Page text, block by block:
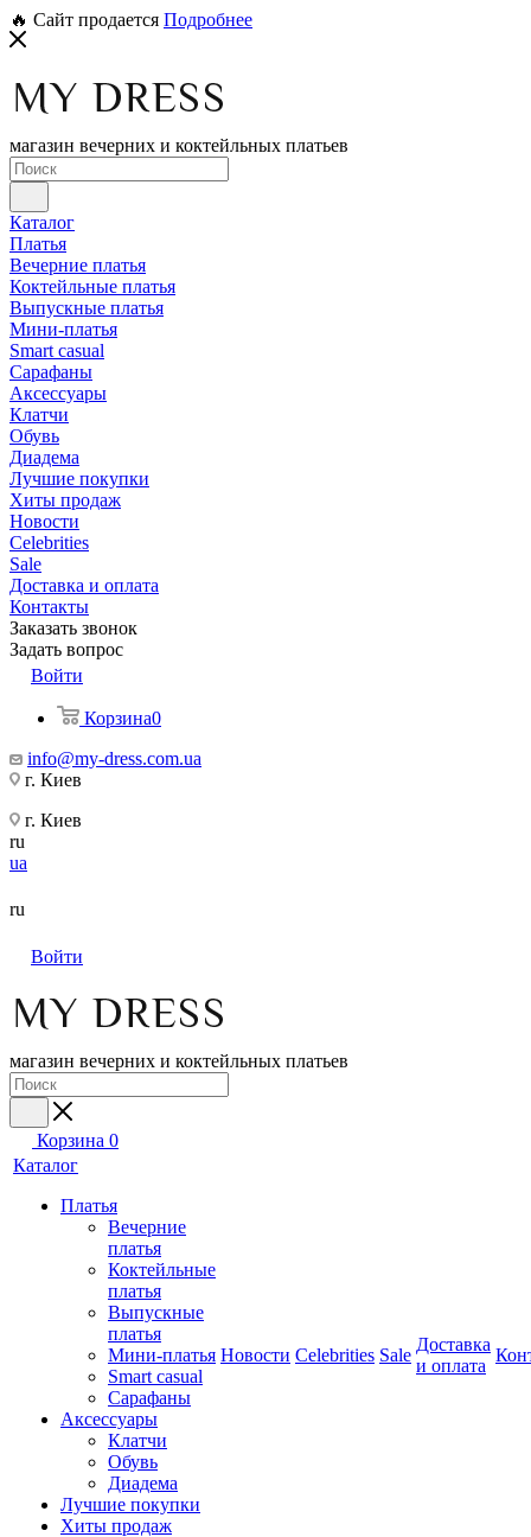
🔥 Сайт продается Подробнее
магазин вечерних и коктейльных платьев
Каталог
Платья
Вечерние платья
Коктейльные платья
Выпускные платья
Мини-платья
Smart casual
Сарафаны
Аксессуары
Клатчи
Обувь
Диадема
Лучшие покупки
Хиты продаж
Новости
Celebrities
Sale
Доставка и оплата
Контакты
Заказать звонок
Задать вопрос
Войти
Корзина0
info@my-dress.com.ua
г. Киев
г. Киев
ru
ua
ru
Войти
магазин вечерних и коктейльных платьев
Корзина 0
Каталог
Платья
Вечерние
платья
Коктейльные
платья
Выпускные
платья
Мини-платья
Smart casual
Сарафаны
Аксессуары
Клатчи
Обувь
Диадема
Лучшие покупки
Хиты продаж
Новости Celebrities Sale
Доставка
и оплата